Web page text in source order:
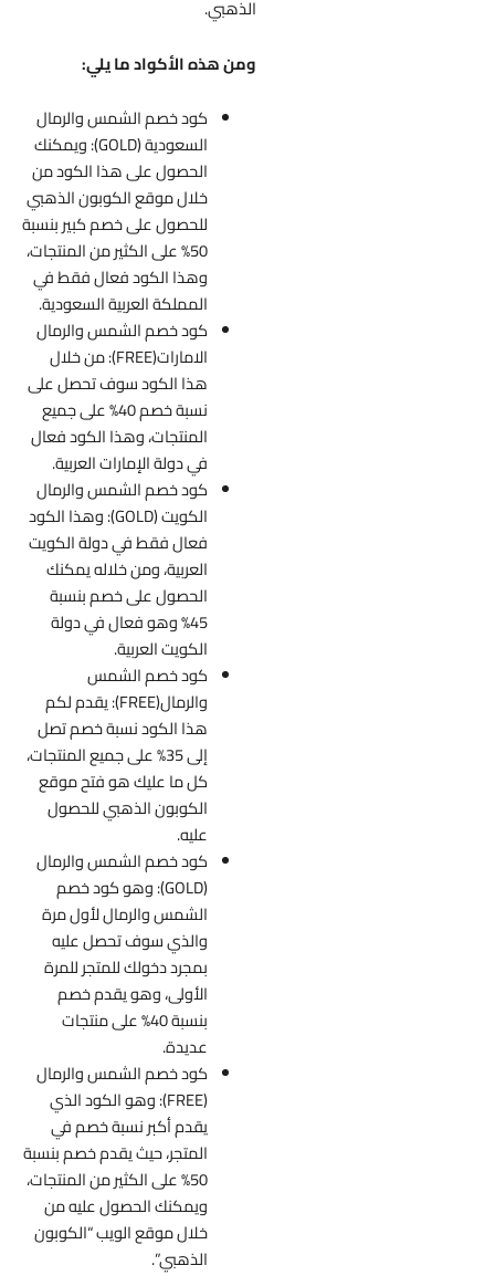
الذهبي.
ومن هذه الأكواد ما يلي:
كود خصم الشمس والرمال
السعودية (GOLD): ويمكنك
الحصول على هذا الكود من
خلال موقع الكوبون الذهبي
للحصول على خصم كبير بنسبة
50% على الكثير من المنتجات،
وهذا الكود فعال فقط في
المملكة العربية السعودية.
كود خصم الشمس والرمال
الامارات(FREE): من خلال
هذا الكود سوف تحصل على
نسبة خصم 40% على جميع
المنتجات، وهذا الكود فعال
في دولة الإمارات العربية.
كود خصم الشمس والرمال
الكويت (GOLD): وهذا الكود
فعال فقط في دولة الكويت
العربية، ومن خلاله يمكنك
الحصول على خصم بنسبة
45% وهو فعال في دولة
الكويت العربية.
كود خصم الشمس
والرمال(FREE): يقدم لكم
هذا الكود نسبة خصم تصل
إلى 35% على جميع المنتجات،
كل ما عليك هو فتح موقع
الكوبون الذهبي للحصول
عليه.
كود خصم الشمس والرمال
(GOLD): وهو كود خصم
الشمس والرمال لأول مرة
والذي سوف تحصل عليه
بمجرد دخولك للمتجر للمرة
الأولى، وهو يقدم خصم
بنسبة 40% على منتجات
عديدة.
كود خصم الشمس والرمال
(FREE): وهو الكود الذي
يقدم أكبر نسبة خصم في
المتجر، حيث يقدم خصم بنسبة
50% على الكثير من المنتجات،
ويمكنك الحصول عليه من
خلال موقع الويب “الكوبون
الذهبي”.